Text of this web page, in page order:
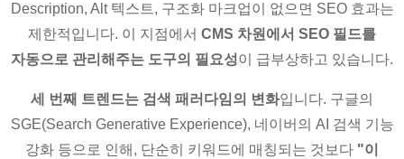
Description, Alt 텍스트, 구조화 마크업이 없으면 SEO 효과는
제한적입니다. 이 지점에서 CMS 차원에서 SEO 필드를
자동으로 관리해주는 도구의 필요성이 급부상하고 있습니다.
세 번째 트렌드는 검색 패러다임의 변화입니다. 구글의
SGE(Search Generative Experience), 네이버의 AI 검색 기능
강화 등으로 인해, 단순히 키워드에 매칭되는 것보다 "이